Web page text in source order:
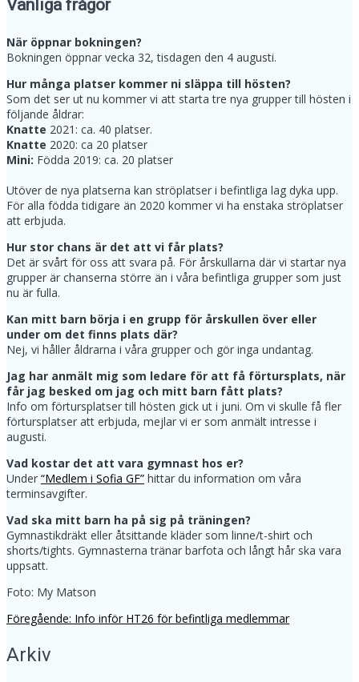
Vanliga frågor
När öppnar bokningen?
Bokningen öppnar vecka 32, tisdagen den 4 augusti.
Hur många platser kommer ni släppa till hösten?
Som det ser ut nu kommer vi att starta tre nya grupper till hösten i
följande åldrar:
Knatte 2021: ca. 40 platser.
Knatte 2020: ca 20 platser
Mini: Födda 2019: ca. 20 platser
Utöver de nya platserna kan ströplatser i befintliga lag dyka upp.
För alla födda tidigare än 2020 kommer vi ha enstaka ströplatser
att erbjuda.
Hur stor chans är det att vi får plats?
Det är svårt för oss att svara på. För årskullarna där vi startar nya
grupper är chanserna större än i våra befintliga grupper som just
nu är fulla.
Kan mitt barn börja i en grupp för årskullen över eller
under om det finns plats där?
Nej, vi håller åldrarna i våra grupper och gör inga undantag.
Jag har anmält mig som ledare för att få förtursplats, när
får jag besked om jag och mitt barn fått plats?
Info om förtursplatser till hösten gick ut i juni. Om vi skulle få fler
förtursplatser att erbjuda, mejlar vi er som anmält intresse i
augusti.
Vad kostar det att vara gymnast hos er?
Under “Medlem i Sofia GF” hittar du information om våra
terminsavgifter.
Vad ska mitt barn ha på sig på träningen?
Gymnastikdräkt eller åtsittande kläder som linne/t-shirt och
shorts/tights. Gymnasterna tränar barfota och långt hår ska vara
uppsatt.
Foto: My Matson
Inläggsnavigering
Föregående: Föregående
Info inför HT26 för befintliga medlemmar
Arkiv